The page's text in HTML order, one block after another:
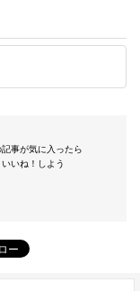
記事が気に入ったら
いいね！しよう